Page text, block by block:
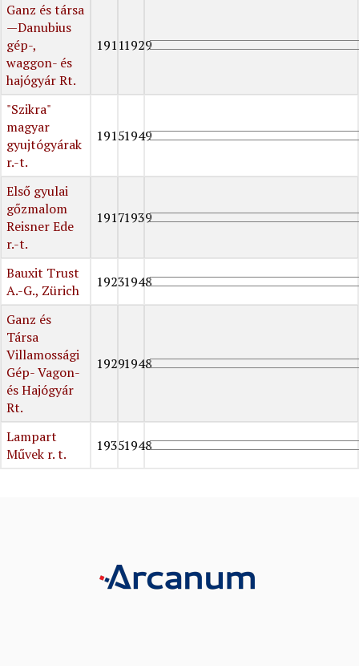
Ganz és társa
—Danubius
gép-,
waggon- és
hajógyár Rt.
19111929
"Szikra"
magyar
gyujtógyárak
r.-t.
19151949
Első gyulai
gőzmalom
Reisner Ede
r.-t.
19171939
Bauxit Trust
A.-G., Zürich
19231948
Ganz és
Társa
Villamossági
Gép- Vagon-
és Hajógyár
Rt.
19291948
Lampart
Művek r. t.
19351948